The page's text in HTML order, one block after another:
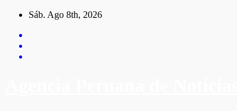
Saltar
contenido
Sáb. Ago 8th, 2026